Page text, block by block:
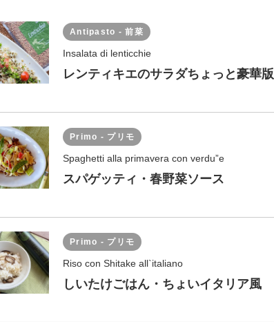
Antipasto - 前菜
Insalata di lenticchie
レンティキエのサラダちょっと豪華版
Primo - プリモ
Spaghetti alla primavera con verdu”e
スパゲッティ・春野菜ソース
Primo - プリモ
Riso con Shitake all`italiano
しいたけごはん・ちょいイタリア風